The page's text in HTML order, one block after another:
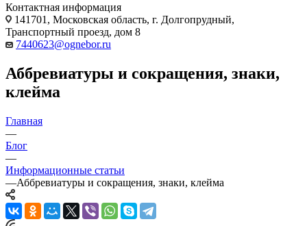
Контактная информация
141701, Московская область, г. Долгопрудный,
Транспортный проезд, дом 8
7440623@ognebor.ru
Аббревиатуры и сокращения, знаки,
клейма
Главная
—
Блог
—
Информационные статьи
—Аббревиатуры и сокращения, знаки, клейма